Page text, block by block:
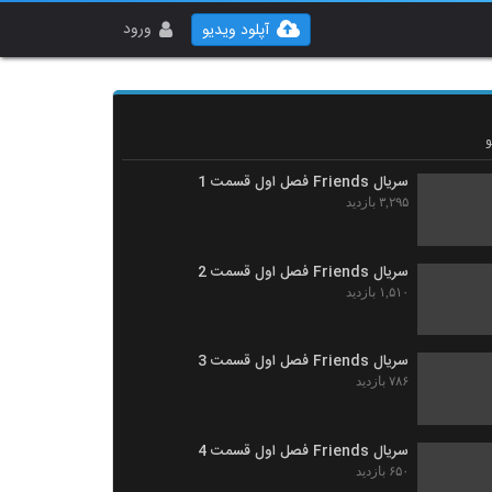
ورود آپلود ویدیو
سریال Friends فصل اول قسمت 1
۳,۲۹۵ بازدید
سریال Friends فصل اول قسمت 2
۱,۵۱۰ بازدید
سریال Friends فصل اول قسمت 3
۷۸۶ بازدید
سریال Friends فصل اول قسمت 4
۶۵۰ بازدید